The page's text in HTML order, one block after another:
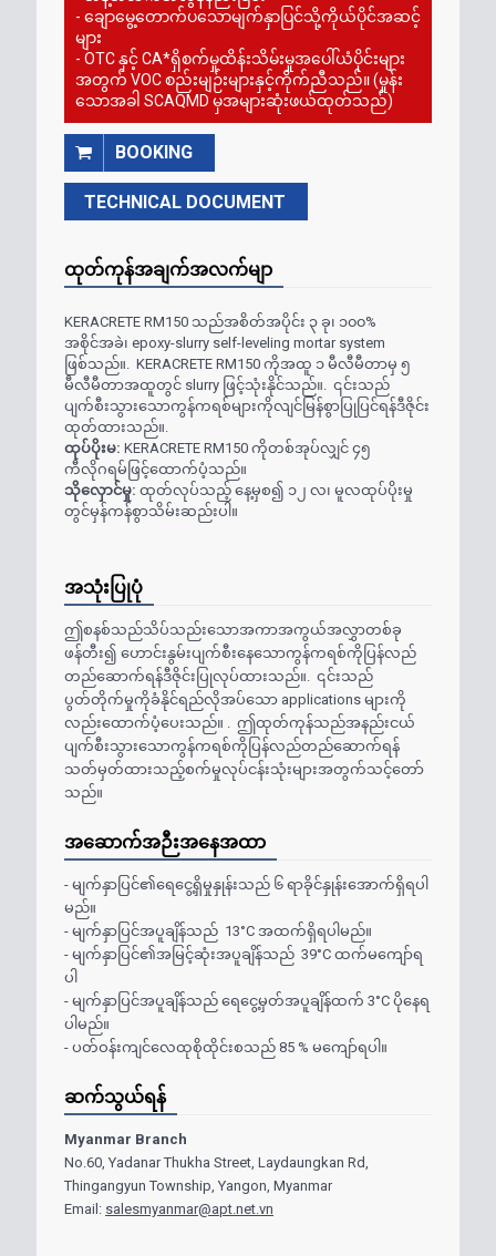
- ချောမွေ့တောက်ပသောမျက်နှာပြင်သို့ကိုယ်ပိုင်အဆင့်
များ
- OTCနှင့်CA*ရှိစက်မှုထိန်းသိမ်းမှုအပေါ်ယံပိုင်းများ
အတွက် VOCစည်းမျဉ်းများနှင့်ကိုက်ညီသည်။ (မှုန်း
သောအခါ SCAQMD မှအများဆုံးဖယ်ထုတ်သည်)
BOOKING
TECHNICAL DOCUMENT
ထုတ်ကုန်အချက်အလက်မျာ
KERACRETE RM150 သည်အစိတ်အပိုင်း ၃ ခု၊ ၁၀၀%
အစိုင်အခဲ၊ epoxy-slurry self-leveling mortar system
ဖြစ်သည်။. KERACRETE RM150 ကိုအထူ ၁ မီလီမီတာမှ ၅
မီလီမီတာအထူတွင် slurry ဖြင့်သုံးနိုင်သည်။. ၎င်းသည်
ပျက်စီးသွားသောကွန်ကရစ်များကိုလျင်မြန်စွာပြုပြင်ရန်ဒီဇိုင်း
ထုတ်ထားသည်။.
ထုပ်ပိုးမ: KERACRETE RM150 ကိုတစ်အုပ်လျှင် ၄၅
ကီလိုဂရမ်ဖြင့်ထောက်ပံ့သည်။
သိုလှောင်မှု: ထုတ်လုပ်သည့် နေ့မှစ၍ ၁၂ လ၊ မူလထုပ်ပိုးမှု
တွင်မှန်ကန်စွာသိမ်းဆည်းပါ။
အသုံးပြုပုံ
ဤစနစ်သည်သိပ်သည်းသောအကာအကွယ်အလွှာတစ်ခု
ဖန်တီး၍ ဟောင်းနွမ်းပျက်စီးနေသောကွန်ကရစ်ကိုပြန်လည်
တည်ဆောက်ရန်ဒီဇိုင်းပြုလုပ်ထားသည်။. ၎င်းသည်
ပွတ်တိုက်မှုကိုခံနိုင်ရည်လိုအပ်သော applications များကို
လည်းထောက်ပံ့ပေးသည်။ . ဤထုတ်ကုန်သည်အနည်းငယ်
ပျက်စီးသွားသောကွန်ကရစ်ကိုပြန်လည်တည်ဆောက်ရန်
သတ်မှတ်ထားသည့်စက်မှုလုပ်ငန်းသုံးများအတွက်သင့်တော်
သည်။
အဆောက်အဉီးအနေအထာ
- မျက်နှာပြင်၏ရေငွေ့ရှိမှုနှုန်းသည် ၆ ရာခိုင်နှုန်းအောက်ရှိရပါ
မည်။
- မျက်နှာပြင်အပူချိန်သည် 13°C အထက်ရှိရပါမည်။
- မျက်နှာပြင်၏အမြင့်ဆုံးအပူချိန်သည် 39°C ထက်မကျော်ရ
ပါ
- မျက်နှာပြင်အပူချိန်သည် ရေငွေ့မှတ်အပူချိန်ထက် 3°C ပိုနေရ
ပါမည်။
- ပတ်ဝန်းကျင်လေထုစိုထိုင်းစသည် 85 % မကျော်ရပါ။
ဆက်သွယ်ရန်
Myanmar Branch
No.60, Yadanar Thukha Street, Laydaungkan Rd,
Thingangyun Township, Yangon, Myanmar
Email: salesmyanmar@apt.net.vn